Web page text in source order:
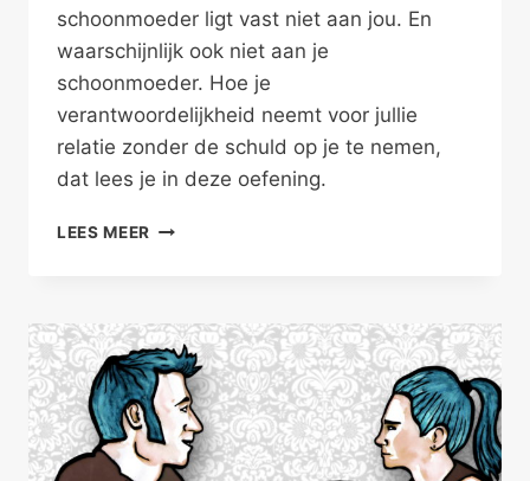
schoonmoeder ligt vast niet aan jou. En
waarschijnlijk ook niet aan je
schoonmoeder. Hoe je
verantwoordelijkheid neemt voor jullie
relatie zonder de schuld op je te nemen,
dat lees je in deze oefening.
LEES MEER SCHOONMOEDER
FAMILIEPROBLEMEN
V